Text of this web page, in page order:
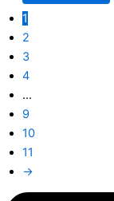
1
2
3
4
…
9
10
11
→